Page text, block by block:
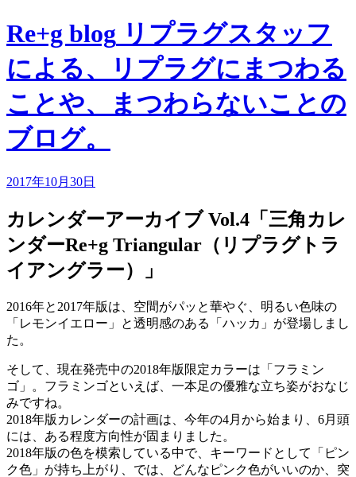
Re+g blog リプラグスタッフ
による、リプラグにまつわる
ことや、まつわらないことの
ブログ。
2017年10月30日
カレンダーアーカイブ Vol.4「三角カレ
ンダーRe+g Triangular（リプラグトラ
イアングラー）」
2016年と2017年版は、空間がパッと華やぐ、明るい色味の
「レモンイエロー」と透明感のある「ハッカ」が登場しまし
た。
そして、現在発売中の2018年版限定カラーは「フラミン
ゴ」。フラミンゴといえば、一本足の優雅な立ち姿がおなじ
みですね。
2018年版カレンダーの計画は、今年の4月から始まり、6月頭
には、ある程度方向性が固まりました。
2018年版の色を模索している中で、キーワードとして「ピン
ク色」が持ち上がり、では、どんなピンク色がいいのか、突